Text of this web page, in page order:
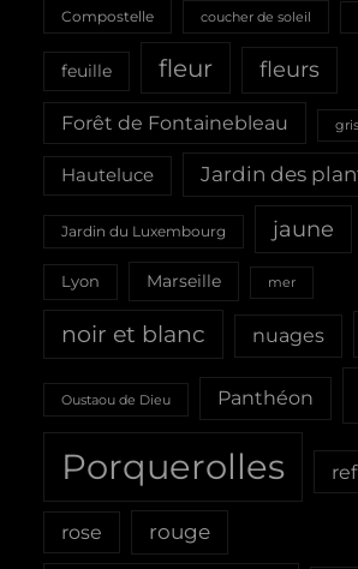
Compostelle coucher de soleil
feuille fleur fleurs
Forêt de Fontainebleau gris
Hauteluce Jardin des
Jardin du Luxembourg jaune
Lyon Marseille mer
noir et blanc nuages
Oustaou de Dieu Panthéon
Porquerolles
rose rouge